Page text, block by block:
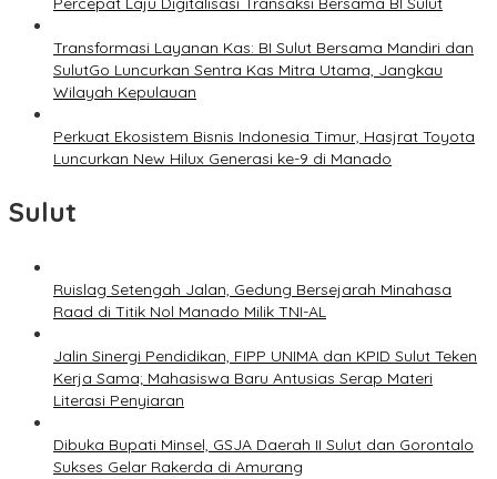
Transformasi Layanan Kas: BI Sulut Bersama Mandiri dan
SulutGo Luncurkan Sentra Kas Mitra Utama, Jangkau
Wilayah Kepulauan
Perkuat Ekosistem Bisnis Indonesia Timur, Hasjrat Toyota
Luncurkan New Hilux Generasi ke-9 di Manado
Sulut
Ruislag Setengah Jalan, Gedung Bersejarah Minahasa
Raad di Titik Nol Manado Milik TNI-AL
Jalin Sinergi Pendidikan, FIPP UNIMA dan KPID Sulut Teken
Kerja Sama; Mahasiswa Baru Antusias Serap Materi
Literasi Penyiaran
Dibuka Bupati Minsel, GSJA Daerah II Sulut dan Gorontalo
Sukses Gelar Rakerda di Amurang